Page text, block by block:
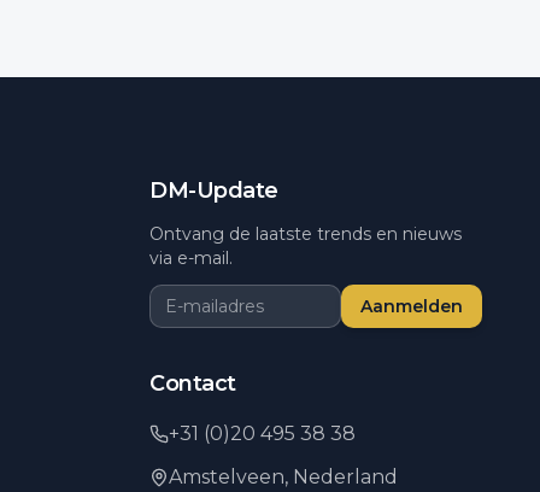
DM-Update
Ontvang de laatste trends en nieuws
via e-mail.
Aanmelden
Contact
+31 (0)20 495 38 38
Amstelveen, Nederland